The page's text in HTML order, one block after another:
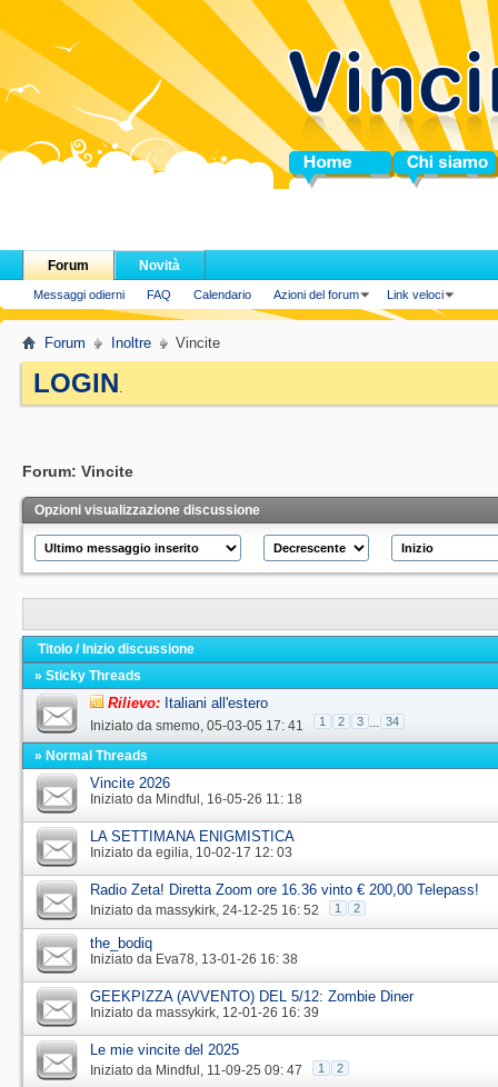
Home Chi siamo
Forum
Messaggi odierni FAQ Calendario Azioni del forum Link veloci
Novità
Forum Inoltre Vincite
LOGIN.
Forum: Vincite
Opzioni visualizzazione discussione
Titolo /Inizio discussione
» Sticky Threads
Rilievo: Italiani all'estero
Iniziato da smemo‎, 05-03-05 17: 41 1 2 3 ... 34
» Normal Threads
Vincite 2026
Iniziato da Mindful‎, 16-05-26 11: 18
LA SETTIMANA ENIGMISTICA
Iniziato da egilia‎, 10-02-17 12: 03
Radio Zeta! Diretta Zoom ore 16.36 vinto € 200,00 Telepass!
Iniziato da massykirk‎, 24-12-25 16: 52 1 2
the_bodiq
Iniziato da Eva78‎, 13-01-26 16: 38
GEEKPIZZA (AVVENTO) DEL 5/12: Zombie Diner
Iniziato da massykirk‎, 12-01-26 16: 39
Le mie vincite del 2025
Iniziato da Mindful‎, 11-09-25 09: 47 1 2